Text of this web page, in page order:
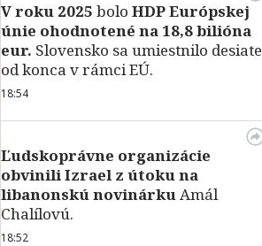
V roku 2025 bolo HDPEurópskej
únie ohodnotené na 18,8 bilióna
eur. Slovensko sa umiestnilo desiate
od konca v rámci EÚ.
18:54
Ľudskoprávne organizácie
obvinili Izrael z útoku na
libanonskú novinárkuAmál
Chalílovú.
18:52